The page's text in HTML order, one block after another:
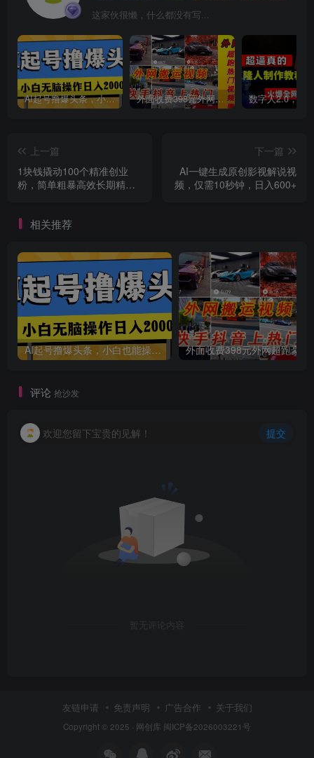
这家伙很懒，什么都没有写...
AI起号撸爆头条，小白也能操作，日入2000+ 外面收费398元外网超跑豪车汽车视频搬运至快手抖音上热门项目
上一篇
1块钱撬动100个精准创业
粉，简单粗暴高效长期精
下一篇
AI一键生成原创影视解说视
频，仅需10秒钟，日入600+
相关推荐
AI起号撸爆头条，小白也能操作，日入2000+
评论 抢沙发
欢迎您留下宝贵的见解！ 提交
暂无评论内容
友链申请 免责声明 广告合作 关于我们
Copyright © 2025 · 网创库 闽ICP备2026003221号